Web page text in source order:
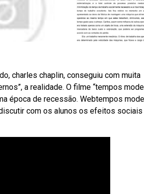
charles chaplin, conseguiu com muita
a realidade. O filme “tempos
época de recessão. Webtempos
com os alunos os efeitos sociais